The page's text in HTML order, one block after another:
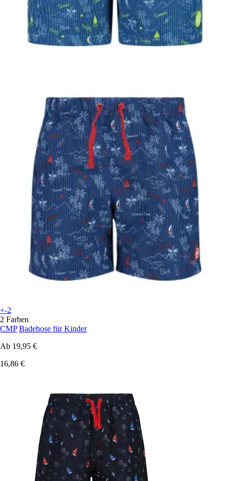
+-2
2 Farben
CMP Badehose für Kinder
Ab 19,95 €
16,86 €